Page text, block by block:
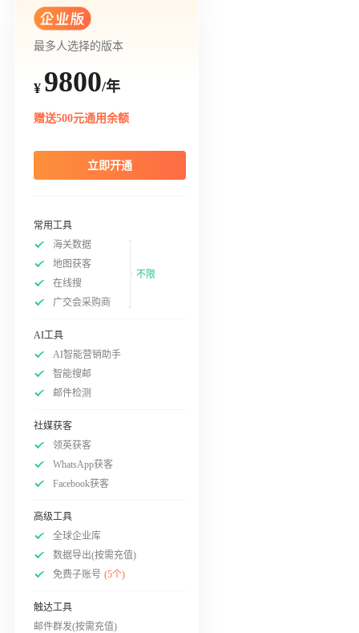
最多人选择的版本
¥ 9800/年
赠送500元通用余额
立即开通
常用工具
海关数据
地图获客
在线搜
广交会采购商
不限
AI工具
AI智能营销助手
智能搜邮
邮件检测
社媒获客
领英获客
WhatsApp获客
Facebook获客
高级工具
全球企业库
数据导出(按需充值)
免费子账号 (5个)
触达工具
邮件群发(按需充值)